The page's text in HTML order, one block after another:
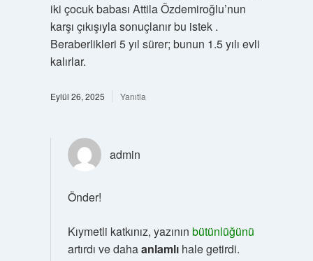
iki çocuk babası Attila Özdemiroğlu’nun
karşı çıkışıyla sonuçlanır bu istek .
Beraberlikleri 5 yıl sürer; bunun 1.5 yılı evli
kalırlar.
Eylül 26, 2025 Yanıtla
admin
Önder!
Kıymetli katkınız, yazının bütünlüğünü
artırdı ve dahaanlamlıhale getirdi.